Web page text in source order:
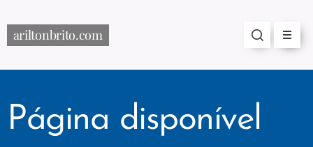
ariltonbrito.com
Página disponível